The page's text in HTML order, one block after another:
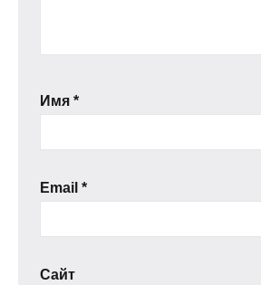
Имя *
Email *
Сайт